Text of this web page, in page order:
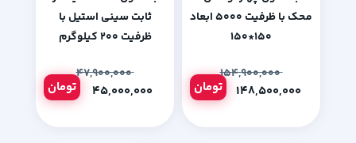
محک با ظرفیت 5000 ابعاد
150*150
۱۵۴,۹۰۰,۰۰۰
تومان
ثابت سینی استیل با
ظرفیت 200 کیلوگرم
۴۷,۹۰۰,۰۰۰
تومان